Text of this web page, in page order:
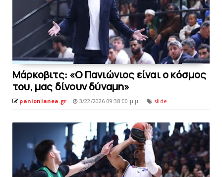
Μάρκοβιτς: «O Πανιώνιος είναι ο κόσμος
του, μας δίνουν δύναμη»
panionianea.gr 3/22/2026 09:38:00 μ.μ. slide